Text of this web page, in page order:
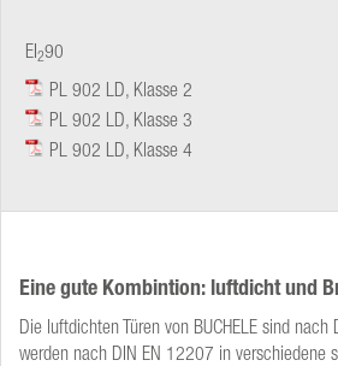
EI290
PL 902 LD, Klasse 2
PL 902 LD, Klasse 3
PL 902 LD, Klasse 4
Eine gute Kombintion: luftdicht und
Die luftdichten Türen von BUCHELE sind
werden nach DIN EN 12207 in verschiedene